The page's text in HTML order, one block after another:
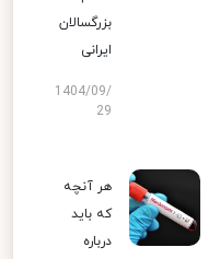
بزرگسالان
ایرانی
1404/09/
29
هر آنچه
که باید
درباره